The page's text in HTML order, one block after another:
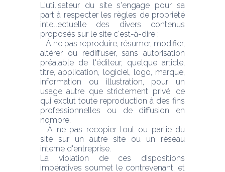
L'utilisateur du site s'engage pour sa
part à respecter les règles de propriété
intellectuelle des divers contenus
proposés sur le site c'est-à-dire :
- À ne pas reproduire, résumer, modifier,
altérer ou rediffuser, sans autorisation
préalable de l'éditeur, quelque article,
titre, application, logiciel, logo, marque,
information ou illustration, pour un
usage autre que strictement privé, ce
qui exclut toute reproduction à des fins
professionnelles ou de diffusion en
nombre.
- À ne pas recopier tout ou partie du
site sur un autre site ou un réseau
interne d'entreprise.
La violation de ces dispositions
impératives soumet le contrevenant, et